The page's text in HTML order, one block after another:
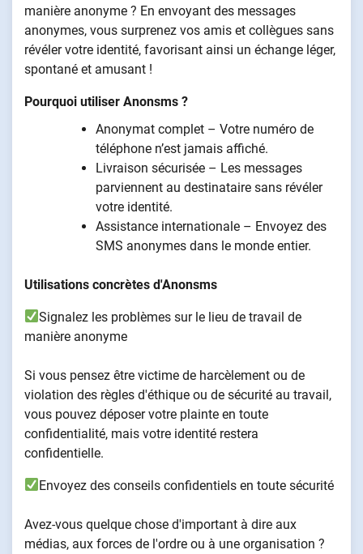
manière anonyme ? En envoyant des messages
anonymes, vous surprenez vos amis et collègues sans
révéler votre identité, favorisant ainsi un échange léger,
spontané et amusant !
Pourquoi utiliser Anonsms ?
Anonymat complet – Votre numéro de
téléphone n’est jamais affiché.
Livraison sécurisée – Les messages
parviennent au destinataire sans révéler
votre identité.
Assistance internationale – Envoyez des
SMS anonymes dans le monde entier.
Utilisations concrètes d'Anonsms
Signalez les problèmes sur le lieu de travail de
manière anonyme
Si vous pensez être victime de harcèlement ou de
violation des règles d'éthique ou de sécurité au travail,
vous pouvez déposer votre plainte en toute
confidentialité, mais votre identité restera
confidentielle.
Envoyez des conseils confidentiels en toute sécurité
Avez-vous quelque chose d'important à dire aux
médias, aux forces de l'ordre ou à une organisation ?